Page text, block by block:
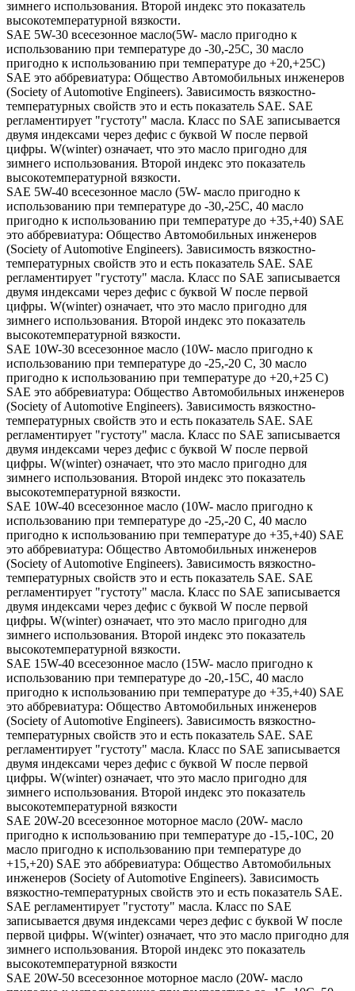
зимнего использования. Второй индекс это показатель
высокотемпературной вязкости.
SAE 5W-30 всесезонное масло(5W- масло пригодно к
использованию при температуре до -30,-25С, 30 масло
пригодно к использованию при температуре до +20,+25С)
SAE это аббревиатура: Общество Автомобильных инженеров
(Society of Automotive Engineers). Зависимость вязкостно-
температурных свойств это и есть показатель SAE. SAE
регламентирует "густоту" масла. Класс по SAE записывается
двумя индексами через дефис с буквой W после первой
цифры. W(winter) означает, что это масло пригодно для
зимнего использования. Второй индекс это показатель
высокотемпературной вязкости.
SAE 5W-40 всесезонное масло (5W- масло пригодно к
использованию при температуре до -30,-25С, 40 масло
пригодно к использованию при температуре до +35,+40) SAE
это аббревиатура: Общество Автомобильных инженеров
(Society of Automotive Engineers). Зависимость вязкостно-
температурных свойств это и есть показатель SAE. SAE
регламентирует "густоту" масла. Класс по SAE записывается
двумя индексами через дефис с буквой W после первой
цифры. W(winter) означает, что это масло пригодно для
зимнего использования. Второй индекс это показатель
высокотемпературной вязкости.
SAE 10W-30 всесезонное масло (10W- масло пригодно к
использованию при температуре до -25,-20 С, 30 масло
пригодно к использованию при температуре до +20,+25 С)
SAE это аббревиатура: Общество Автомобильных инженеров
(Society of Automotive Engineers). Зависимость вязкостно-
температурных свойств это и есть показатель SAE. SAE
регламентирует "густоту" масла. Класс по SAE записывается
двумя индексами через дефис с буквой W после первой
цифры. W(winter) означает, что это масло пригодно для
зимнего использования. Второй индекс это показатель
высокотемпературной вязкости.
SAE 10W-40 всесезонное масло (10W- масло пригодно к
использованию при температуре до -25,-20 С, 40 масло
пригодно к использованию при температуре до +35,+40) SAE
это аббревиатура: Общество Автомобильных инженеров
(Society of Automotive Engineers). Зависимость вязкостно-
температурных свойств это и есть показатель SAE. SAE
регламентирует "густоту" масла. Класс по SAE записывается
двумя индексами через дефис с буквой W после первой
цифры. W(winter) означает, что это масло пригодно для
зимнего использования. Второй индекс это показатель
высокотемпературной вязкости.
SAE 15W-40 всесезонное масло (15W- масло пригодно к
использованию при температуре до -20,-15С, 40 масло
пригодно к использованию при температуре до +35,+40) SAE
это аббревиатура: Общество Автомобильных инженеров
(Society of Automotive Engineers). Зависимость вязкостно-
температурных свойств это и есть показатель SAE. SAE
регламентирует "густоту" масла. Класс по SAE записывается
двумя индексами через дефис с буквой W после первой
цифры. W(winter) означает, что это масло пригодно для
зимнего использования. Второй индекс это показатель
высокотемпературной вязкости
SAE 20W-20 всесезонное моторное масло (20W- масло
пригодно к использованию при температуре до -15,-10С, 20
масло пригодно к использованию при температуре до
+15,+20) SAE это аббревиатура: Общество Автомобильных
инженеров (Society of Automotive Engineers). Зависимость
вязкостно-температурных свойств это и есть показатель SAE.
SAE регламентирует "густоту" масла. Класс по SAE
записывается двумя индексами через дефис с буквой W после
первой цифры. W(winter) означает, что это масло пригодно для
зимнего использования. Второй индекс это показатель
высокотемпературной вязкости
SAE 20W-50 всесезонное моторное масло (20W- масло